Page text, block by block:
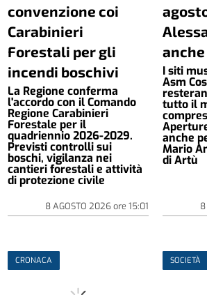
convenzione coi
Carabinieri
Forestali per gli
incendi boschivi
La Regione conferma
l'accordo con il Comando
Regione Carabinieri
Forestale per il
quadriennio 2026-2029.
Previsti controlli sui
boschi, vigilanza nei
cantieri forestali e attività
di protezione civile
8 AGOSTO 2026ore 15:01
I siti
Asm
tutto il
anche
Mario
di Artù
CRONACA SOCIETÀ